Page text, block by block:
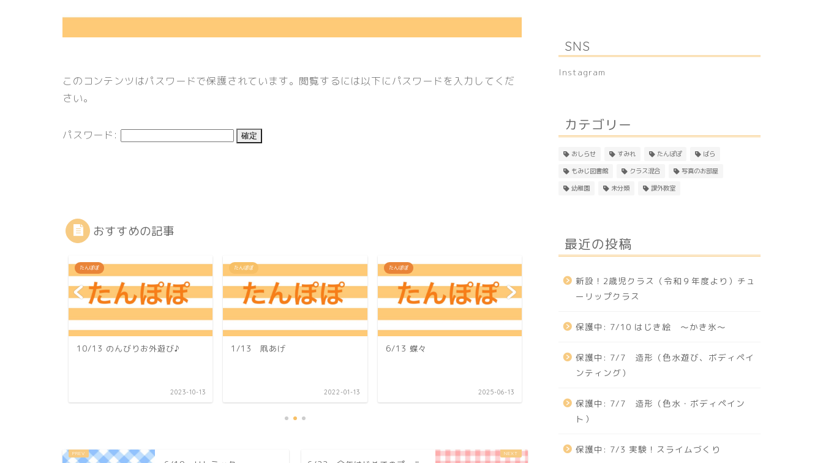
このコンテンツはパスワードで保護されています。閲覧するには以下にパスワードを入力してくだ
さい。
パスワード:
おすすめの記事
たんぽぽ
10/13 のんびりお外遊び♪
2023-10-13
たんぽぽ
1/13 凧あげ
2022-01-13
たんぽぽ
6/13 蝶々
2025-06-13
SNS
Instagram
カテゴリー
おしらせ すみれ たんぽぽ
ばら
もみじ図書館
クラス混合
写真のお部屋
幼稚園
未分類 課外教室
最近の投稿
新設！2歳児クラス（令和９年度より）チュ
ーリップクラス
保護中: 7/10 はじき絵 〜かき氷〜
保護中: 7/7 造形（色水遊び、ボディペイ
ンティング）
保護中: 7/7 造形（色水・ボディペイン
ト）
保護中: 7/3 実験！スライムづくり